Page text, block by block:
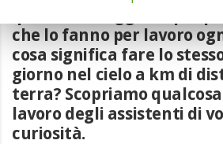
quelli che viaggiano per
che lo fanno per lavoro
cosa significa fare lo
giorno nel cielo a km di
terra? Scopriamo
lavoro degli assistenti di
curiosità.